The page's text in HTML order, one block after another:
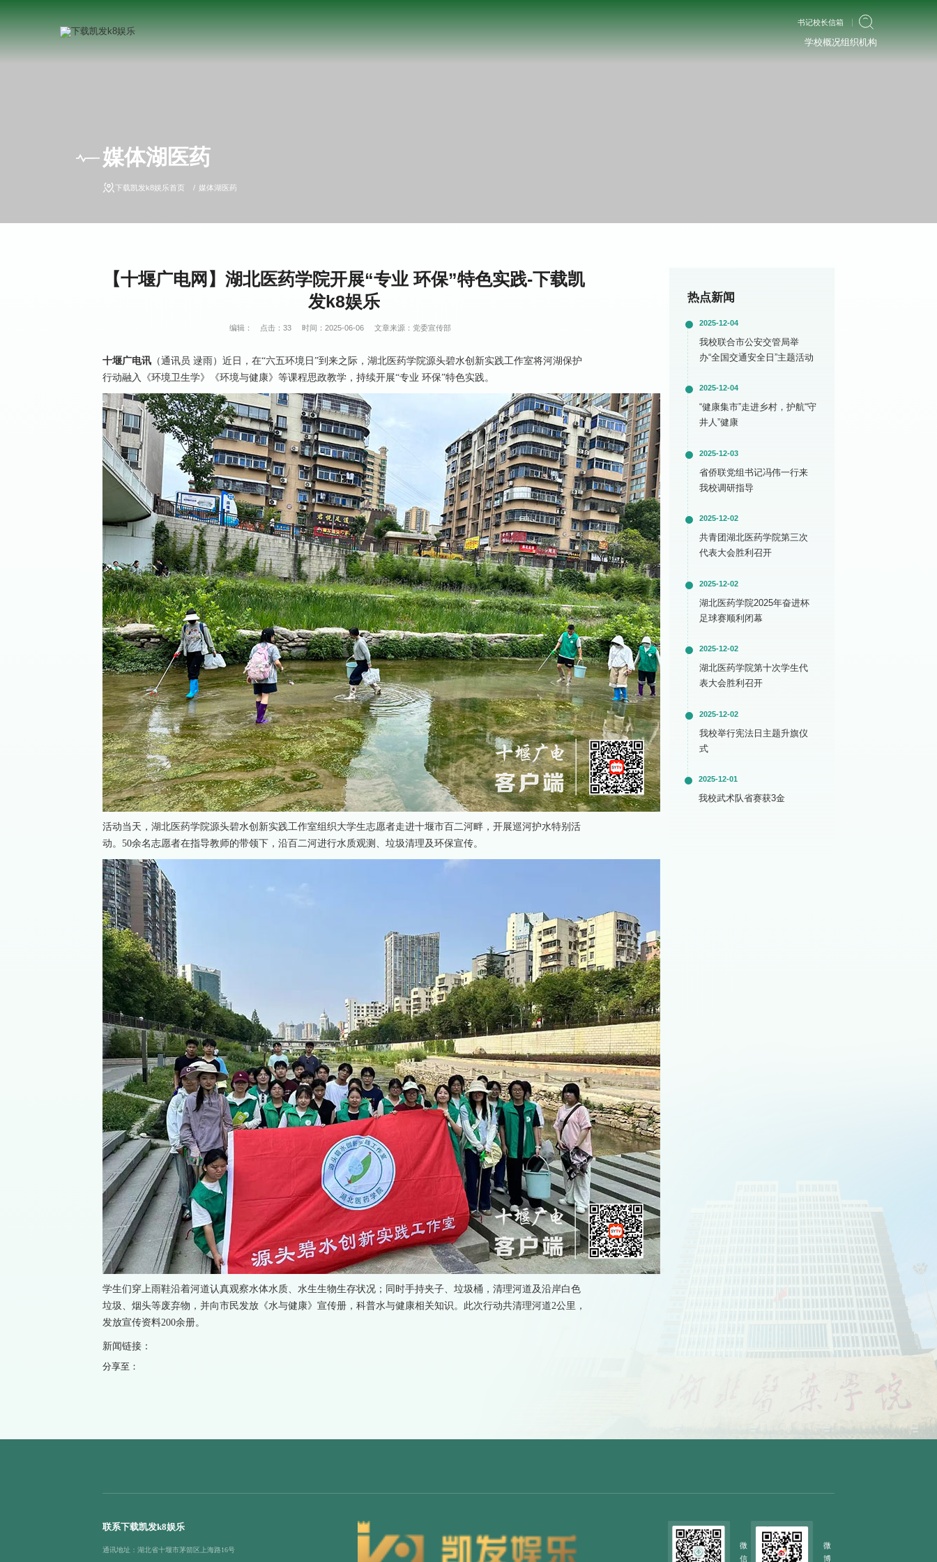
书记校长信箱
学校概况组织机构
媒体湖医药
下载凯发k8娱乐首页 媒体湖医药
【十堰广电网】湖北医药学院开展“专业 环保”特色实践-下载凯
发k8娱乐
编辑： 点击： 33 时间：2025-06-06 文章来源：党委宣传部
十堰广电讯 （通讯员 逯雨）近日，在“六五环境日”到来之际，湖北医药学院源头碧水创新实践工作室将河湖保护
行动融入《环境卫生学》《环境与健康》等课程思政教学，持续开展“专业 环保”特色实践。
活动当天，湖北医药学院源头碧水创新实践工作室组织大学生志愿者走进十堰市百二河畔，开展巡河护水特别活
动。50余名志愿者在指导教师的带领下，沿百二河进行水质观测、垃圾清理及环保宣传。
学生们穿上雨鞋沿着河道认真观察水体水质、水生生物生存状况；同时手持夹子、垃圾桶，清理河道及沿岸白色
垃圾、烟头等废弃物，并向市民发放《水与健康》宣传册，科普水与健康相关知识。此次行动共清理河道2公里，
发放宣传资料200余册。
新闻链接：
分享至：
热点新闻
2025-12-04
我校联合市公安交管局举
办“全国交通安全日”主题活动
2025-12-04
“健康集市”走进乡村，护航“守
井人”健康
2025-12-03
省侨联党组书记冯伟一行来
我校调研指导
2025-12-02
共青团湖北医药学院第三次
代表大会胜利召开
2025-12-02
湖北医药学院2025年奋进杯
足球赛顺利闭幕
2025-12-02
湖北医药学院第十次学生代
表大会胜利召开
2025-12-02
我校举行宪法日主题升旗仪
式
2025-12-01
我校武术队省赛获3金
联系下载凯发k8娱乐
通讯地址：湖北省十堰市茅箭区上海路16号
微
信
微
博